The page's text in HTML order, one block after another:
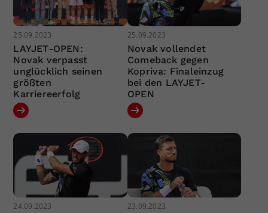
25.09.2023
LAYJET-OPEN:
Novak verpasst
unglücklich seinen
größten
Karriereerfolg
25.09.2023
Novak vollendet
Comeback gegen
Kopriva: Finaleinzug
bei den LAYJET-
OPEN
24.09.2023 23.09.2023